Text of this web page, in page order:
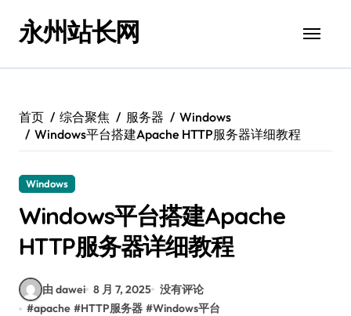
永州站长网
首页 综合聚焦 服务器
Windows
Windows平台搭建Apache HTTP服务器详细教程
Windows
Windows平台搭建Apache
HTTP服务器详细教程
由 dawei 8 月 7, 2025 没有评论
#apache #HTTP服务器 #Windows平台